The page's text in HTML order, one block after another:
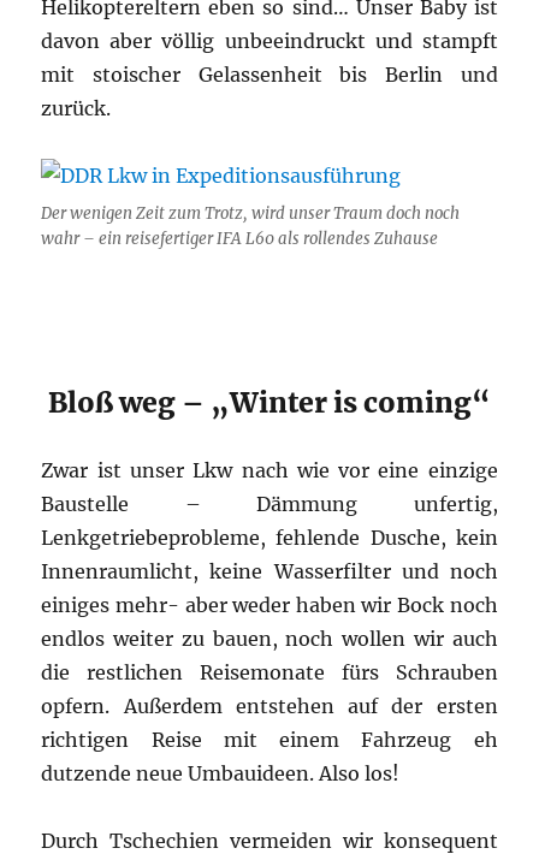
Helikoptereltern eben so sind… Unser Baby ist
davon aber völlig unbeeindruckt und stampft
mit stoischer Gelassenheit bis Berlin und
zurück.
Der wenigen Zeit zum Trotz, wird unser Traum doch noch
wahr – ein reisefertiger IFA L60 als rollendes Zuhause
Bloß weg – „Winter is coming“
Zwar ist unser Lkw nach wie vor eine einzige
Baustelle – Dämmung unfertig,
Lenkgetriebeprobleme, fehlende Dusche, kein
Innenraumlicht, keine Wasserfilter und noch
einiges mehr- aber weder haben wir Bock noch
endlos weiter zu bauen, noch wollen wir auch
die restlichen Reisemonate fürs Schrauben
opfern. Außerdem entstehen auf der ersten
richtigen Reise mit einem Fahrzeug eh
dutzende neue Umbauideen. Also los!
Durch Tschechien vermeiden wir konsequent